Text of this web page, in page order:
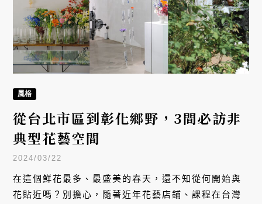
風格
從台北市區到彰化鄉野，3間必訪非
典型花藝空間
2024/03/22
在這個鮮花最多、最盛美的春天，還不知從何開始與
花貼近嗎？別擔心，隨著近年花藝店鋪、課程在台灣